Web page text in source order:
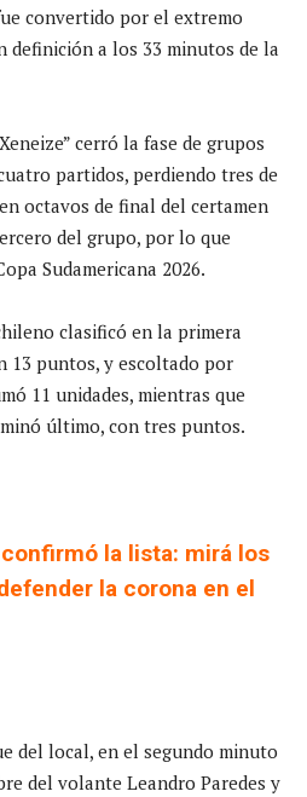
convertido por el extremo
definición a los 33 minutos de la
cerró la fase de grupos
partidos, perdiendo tres de
octavos de final del certamen
del grupo, por lo que
Sudamericana 2026.
clasificó en la primera
13 puntos, y escoltado por
11 unidades, mientras que
último, con tres puntos.
la lista: mirá los
la corona en el
del local, en el segundo minuto
del volante Leandro Paredes y